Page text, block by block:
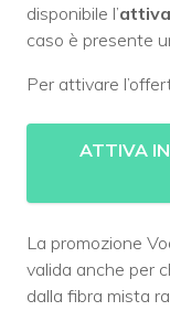
disponibile l’
caso è presente
Per attivare
ATTIVA
La promozione
valida anche per
dalla fibra mista